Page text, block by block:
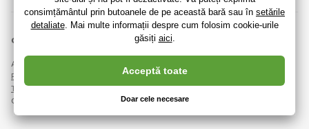
© 2018 - 2026 RaiJucării.ro, Toate drepturile rezervate
Această pagină este protejată prin reCAPTCHA și se aplică
Regulile de protecție a datelor personalecompaniile Google și ale lor
Termeni și condiții.
Crearea de magazine online eficiente de laRIESENIA